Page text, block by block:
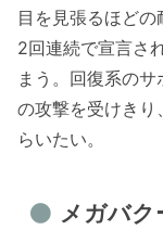
目を見張るほど
2回連続で宣言さ
まう。回復系の
の攻撃を受けきり
らいたい。
メガバク